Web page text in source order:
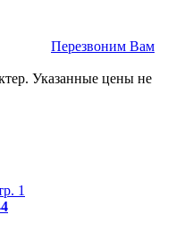
Перезвоним Вам
Указанные цены не
1